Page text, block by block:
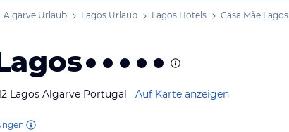
Algarve Urlaub Lagos Urlaub Lagos Hotels Casa Mãe Lagos
Lagos Algarve Portugal Auf Karte anzeigen